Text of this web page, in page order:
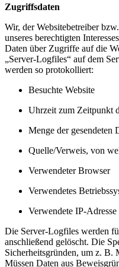
Zugriffsdaten
Wir, der Websitebetreiber
unseres berechtigten
Daten über Zugriffe auf die
„Server-Logfiles“ auf dem
werden so protokolliert:
Besuchte Website
Uhrzeit zum Zeitpunkt
Menge der gesendeten
Quelle/Verweis, von
Verwendeter Browser
Verwendetes
Verwendete IP-Adresse
Die Server-Logfiles werden
anschließend gelöscht. Die
Sicherheitsgründen, um z. B.
Müssen Daten aus